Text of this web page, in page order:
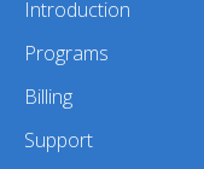
Introduction
Programs
Billing
Support